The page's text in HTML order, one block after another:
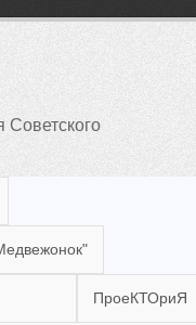
ПроеКТОриЯ